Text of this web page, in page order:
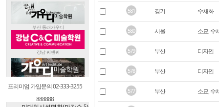
프리미엄 가입문의 02-333-3255
888888
581 경기 수채화
580 서울 소묘, 수
579 부산 디자인
578 부산 디자인
577 부산 소묘, 수